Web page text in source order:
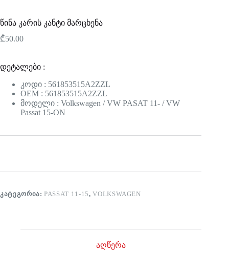
წინა კარის კანტი მარცხენა
₾50.00
დეტალები :
კოდი : 561853515A2ZZL
OEM : 561853515A2ZZL
მოდელი : Volkswagen / VW PASAT 11- / VW
Passat 15-ON
ᲙᲐᲢᲔᲒᲝᲠᲘᲐ:PASSAT 11-15,VOLKSWAGEN
აღწერა